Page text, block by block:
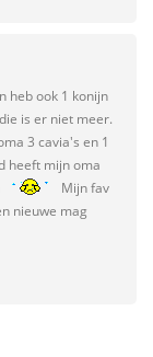
heb ook 1 konijn
is er niet meer.
3 cavia's en 1
heeft mijn oma
Mijn fav
nieuwe mag